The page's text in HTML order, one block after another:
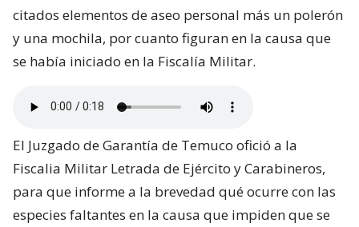
citados elementos de aseo personal más un polerón
y una mochila, por cuanto figuran en la causa que
se había iniciado en la Fiscalía Militar.
El Juzgado de Garantía de Temuco ofició a la
Fiscalia Militar Letrada de Ejército y Carabineros,
para que informe a la brevedad qué ocurre con las
especies faltantes en la causa que impiden que se